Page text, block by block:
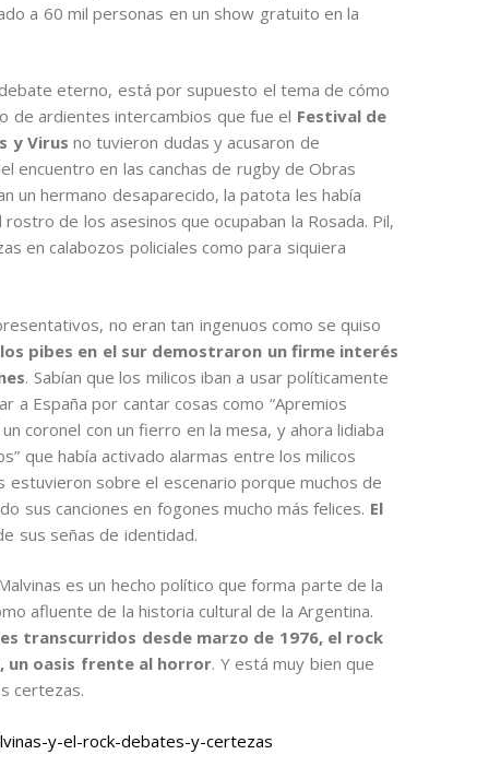
a 60 mil personas en un show gratuito en la
eterno, está por supuesto el tema de cómo
de ardientes intercambios que fue el Festival de
y Virusno tuvieron dudas y acusaron de
encuentro en las canchas de rugby de Obras
un hermano desaparecido, la patota les había
de los asesinos que ocupaban la Rosada. Pil,
en calabozos policiales como para siquiera
no eran tan ingenuos como se quiso
pibes en el sur demostraron un firme interés
. Sabían que los milicos iban a usar políticamente
a España por cantar cosas como “Apremios
coronel con un fierro en la mesa, y ahora lidiaba
que había activado alarmas entre los milicos
sobre el escenario porque muchos de
sus canciones en fogones mucho más felices. El
sus señas de identidad.
es un hecho político que forma parte de la
afluente de la historia cultural de la Argentina.
transcurridos desde marzo de 1976, el rock
un oasis frente al horror. Y está muy bien que
certezas.
y-el-rock-debates-y-certezas